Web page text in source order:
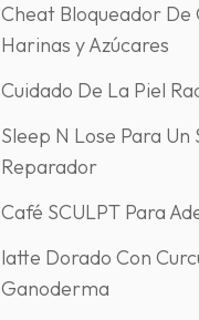
Cheat Bloqueador De
Harinas y Azúcares
Cuidado De La Piel
Sleep N Lose Para Un
Reparador
Café SCULPT Para
latte Dorado Con
Ganoderma